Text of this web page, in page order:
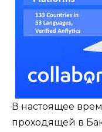
В настоящее
проходящей в